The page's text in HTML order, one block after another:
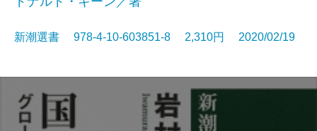
新潮選書 978-4-10-603851-8 2,310円 2020/02/19